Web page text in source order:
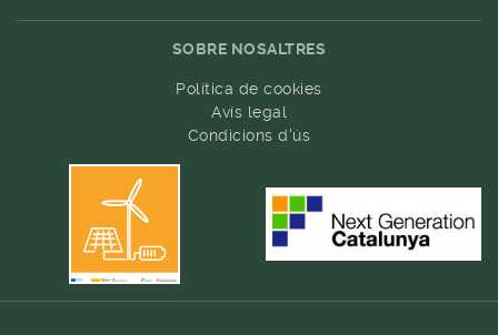
SOBRE NOSALTRES
Política de cookies
Avís legal
Condicions d'ús